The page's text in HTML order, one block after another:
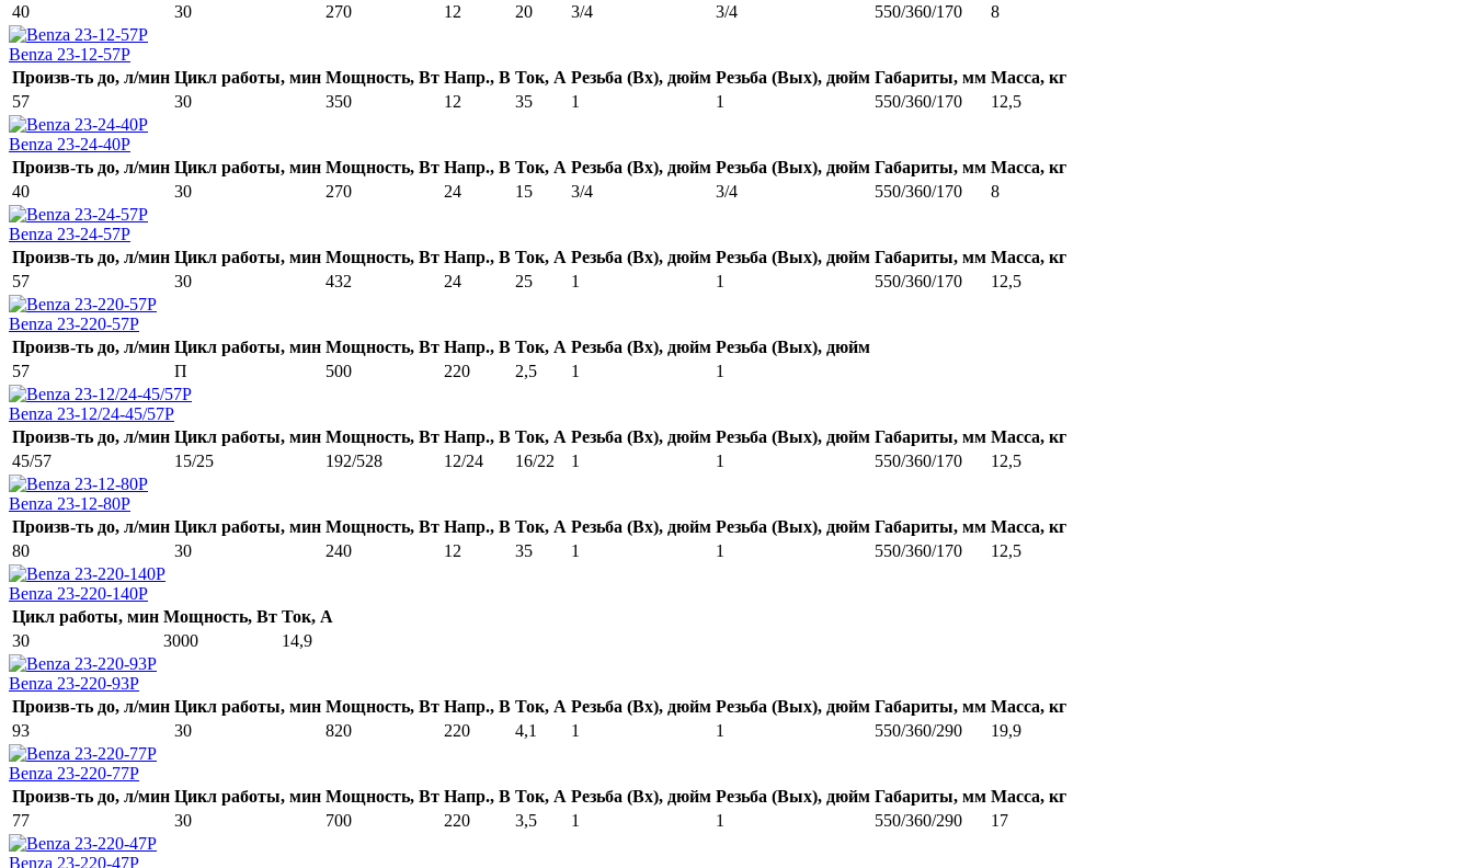
40
30 270 12 20 3/4 3/4 550/360/170 8
Benza 23-12-57Р
Произв-ть до, л/мин Цикл работы, мин Мощность, Вт Напр., В Ток, А Резьба (Вх), дюйм Резьба (Вых), дюйм Габариты, мм Масса, кг
57
30 350 12 35 1 1 550/360/170 12,5
Benza 23-24-40Р
Произв-ть до, л/мин Цикл работы, мин Мощность, Вт Напр., В Ток, А Резьба (Вх), дюйм Резьба (Вых), дюйм Габариты, мм Масса, кг
40
30 270 24 15 3/4 3/4 550/360/170 8
Benza 23-24-57Р
Произв-ть до, л/мин Цикл работы, мин Мощность, Вт Напр., В Ток, А Резьба (Вх), дюйм Резьба (Вых), дюйм Габариты, мм Масса, кг
57
30 432 24 25 1 1 550/360/170 12,5
Benza 23-220-57Р
Произв-ть до, л/мин Цикл работы, мин Мощность, Вт Напр., В Ток, А Резьба (Вх), дюйм Резьба (Вых), дюйм
57
П 500 220 2,5 1 1
Benza 23-12/24-45/57Р
Произв-ть до, л/мин Цикл работы, мин Мощность, Вт Напр., В Ток, А Резьба (Вх), дюйм Резьба (Вых), дюйм Габариты, мм Масса, кг
45/57
15/25 192/528 12/24 16/22 1 1 550/360/170 12,5
Benza 23-12-80Р
Произв-ть до, л/мин Цикл работы, мин Мощность, Вт Напр., В Ток, А Резьба (Вх), дюйм Резьба (Вых), дюйм Габариты, мм Масса, кг
80
30 240 12 35 1 1 550/360/170 12,5
Benza 23-220-140Р
Цикл работы, мин Мощность, Вт Ток, А
30
3000 14,9
Benza 23-220-93Р
Произв-ть до, л/мин Цикл работы, мин Мощность, Вт Напр., В Ток, А Резьба (Вх), дюйм Резьба (Вых), дюйм Габариты, мм Масса, кг
93
30 820 220 4,1 1 1 550/360/290 19,9
Benza 23-220-77Р
Произв-ть до, л/мин Цикл работы, мин Мощность, Вт Напр., В Ток, А Резьба (Вх), дюйм Резьба (Вых), дюйм Габариты, мм Масса, кг
77
30 700 220 3,5 1 1 550/360/290 17
Benza 23-220-47Р